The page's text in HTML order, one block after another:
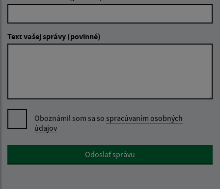
Text vašej správy (povinné)
Oboznámil som sa so spracúvaním osobných
údajov
Google reCaptcha ResponseOdoslať správu